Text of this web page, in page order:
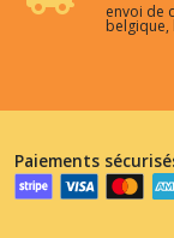
envoi de
belgique,
Paiements